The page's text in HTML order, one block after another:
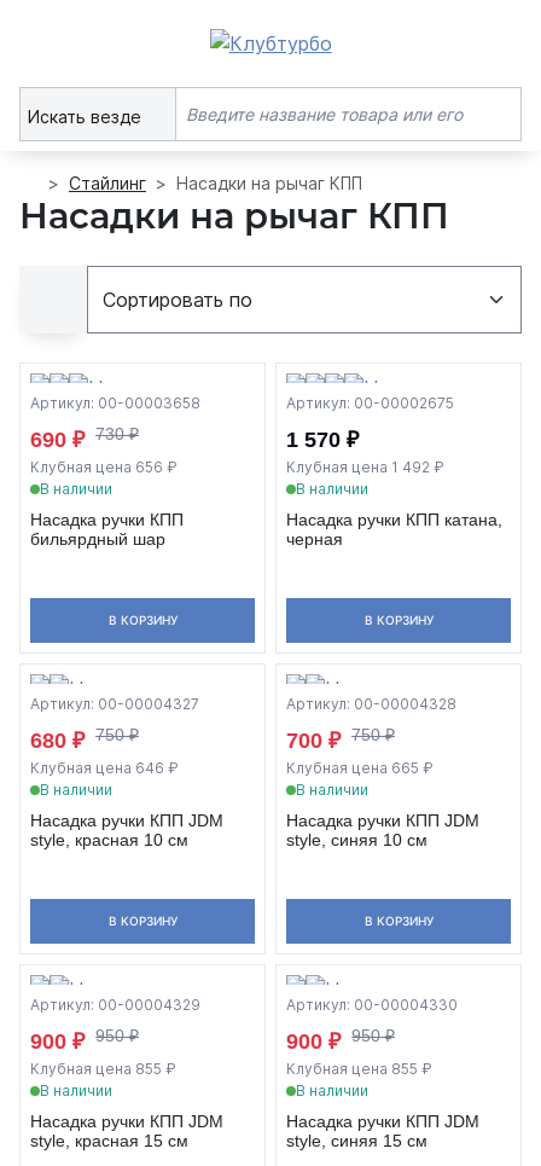
Искать везде
Стайлинг Насадки на рычаг КПП
Насадки на рычаг КПП
Артикул: 00-00003658
690 ₽ 730 ₽
Клубная цена 656 ₽
В наличии
Насадка ручки КПП
бильярдный шар
В КОРЗИНУ
Артикул: 00-00002675
1 570 ₽
Клубная цена 1 492 ₽
В наличии
Насадка ручки КПП катана,
черная
В КОРЗИНУ
Артикул: 00-00004327
680 ₽ 750 ₽
Клубная цена 646 ₽
В наличии
Насадка ручки КПП JDM
style, красная 10 см
В КОРЗИНУ
Артикул: 00-00004328
700 ₽ 750 ₽
Клубная цена 665 ₽
В наличии
Насадка ручки КПП JDM
style, синяя 10 см
В КОРЗИНУ
Артикул: 00-00004329
900 ₽ 950 ₽
Клубная цена 855 ₽
В наличии
Насадка ручки КПП JDM
style, красная 15 см
Артикул: 00-00004330
900 ₽ 950 ₽
Клубная цена 855 ₽
В наличии
Насадка ручки КПП JDM
style, синяя 15 см